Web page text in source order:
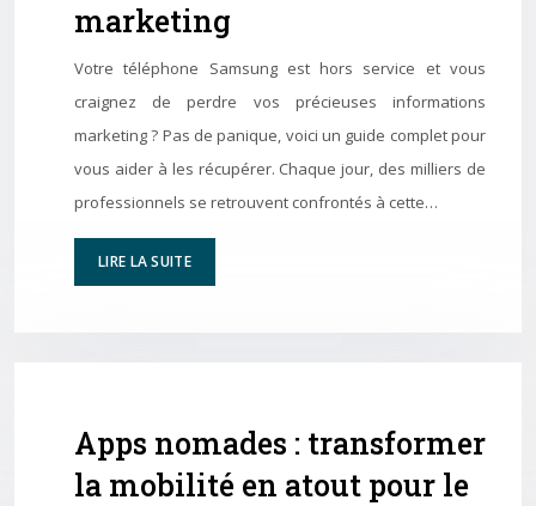
marketing
Votre téléphone Samsung est hors service et vous
craignez de perdre vos précieuses informations
marketing ? Pas de panique, voici un guide complet pour
vous aider à les récupérer. Chaque jour, des milliers de
professionnels se retrouvent confrontés à cette…
LIRE LA SUITE
Apps nomades : transformer
la mobilité en atout pour le